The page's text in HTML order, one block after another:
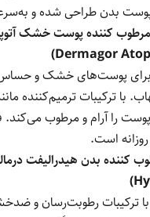
بدن طراحی شده و
کننده پوست خشک
پوست‌های خشک و حساس
با ترکیبات ترمیم‌کننده
را آرام و مرطوب
است.
ترکیبات رطوبت‌رسان و